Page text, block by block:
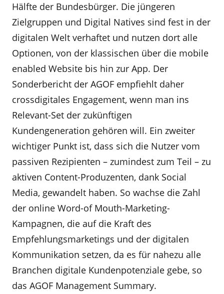
Hälfte der Bundesbürger. Die jüngeren
Zielgruppen und Digital Natives sind fest in der
digitalen Welt verhaftet und nutzen dort alle
Optionen, von der klassischen über die mobile
enabled Website bis hin zur App. Der
Sonderbericht der AGOF empfiehlt daher
crossdigitales Engagement, wenn man ins
Relevant-Set der zukünftigen
Kundengeneration gehören will. Ein zweiter
wichtiger Punkt ist, dass sich die Nutzer vom
passiven Rezipienten – zumindest zum Teil – zu
aktiven Content-Produzenten, dank Social
Media, gewandelt haben. So wachse die Zahl
der online Word-of Mouth-Marketing-
Kampagnen, die auf die Kraft des
Empfehlungsmarketings und der digitalen
Kommunikation setzen, da es für nahezu alle
Branchen digitale Kundenpotenziale gebe, so
das AGOF Management Summary.